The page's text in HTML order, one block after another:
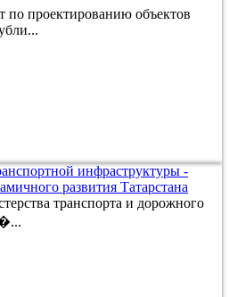
проектированию объектов
инфраструктуры -
развития Татарстана
транспорта и дорожного